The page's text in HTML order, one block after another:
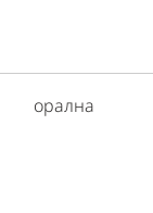
орална